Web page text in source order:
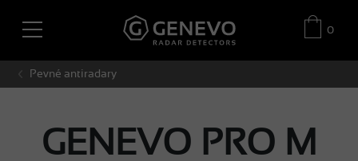
0
Pevné antiradary
GENEVO PRO M